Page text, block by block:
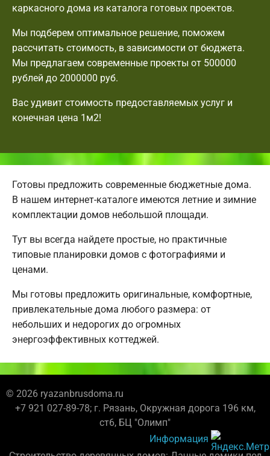
каркасного дома из каталога готовых проектов.
Мы подберем оптимальное решение, поможем
рассчитать стоимость, в зависимости от бюджета.
Мы предлагаем современные проекты от 500000
рублей до 2000000 руб.
Вас удивит стоимость предоставляемых услуг и
конечная цена 1м2!
Готовы предложить современные бюджетные дома.
В нашем интернет-каталоге имеются летние и зимние
комплектации домов небольшой площади.
Тут вы всегда найдете простые, но практичные
типовые планировки домов с фотографиями и
ценами.
Мы готовы предложить оригинальные, комфортные,
привлекательные дома любого размера: от
небольших и недорогих до огромных
энергоэффективных коттеджей.
© 2026 ryazanbrusdoma.ru
+7 921 027-89-78; г. Рязань, Окружная дорога 196 км,
ст6, БЦ "Олимп"
Информация